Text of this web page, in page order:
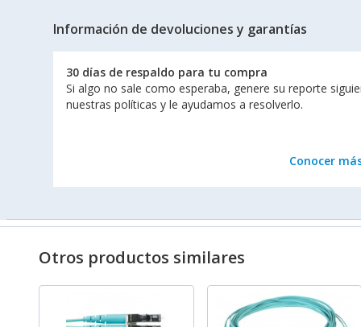
Información de devoluciones y garantías
30 días de respaldo para tu compra
Si algo no sale como esperaba, genere su reporte
nuestras políticas y le ayudamos a resolverlo.
Conocer
Otros productos similares